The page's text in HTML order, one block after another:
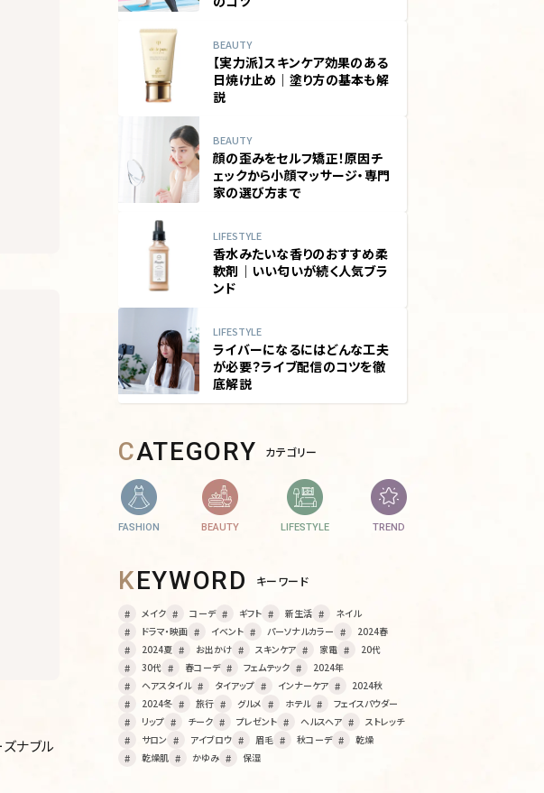
ナブル
BEAUTY
【実力派】スキンケア効果のある
日焼け止め｜塗り方の基本も解
説
BEAUTY
顔の歪みをセルフ矯正！原因チ
ェックから小顔マッサージ・専門
家の選び方まで
LIFESTYLE
香水みたいな香りのおすすめ柔
軟剤｜いい匂いが続く人気ブラ
ンド
LIFESTYLE
ライバーになるにはどんな工夫
が必要？ライブ配信のコツを徹
底解説
CATEGORY カテゴリー
FASHION BEAUTY LIFESTYLE TREND
KEYWORD キーワード
メイク コーデ ギフト 新生活
ネイル
ドラマ・映画
イベント パーソナルカラー
2024春
2024夏
お出かけ スキンケア 家電
20代
30代
春コーデ フェムテック
2024年
ヘアスタイル
タイアップ インナーケア
2024秋
2024冬
旅行 グルメ ホテル
フェイスパウダー
リップ
チーク プレゼント ヘルスヘア
ストレッチ
サロン
アイブロウ 眉毛 秋コーデ
乾燥
乾燥肌
かゆみ 保湿